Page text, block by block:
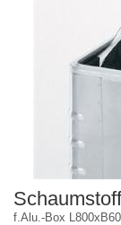
f.Alu.-Box